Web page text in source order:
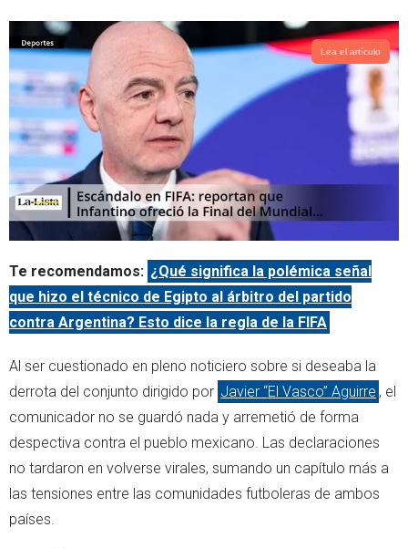
Lea el artículo
Te recomendamos: ¿Qué significa la polémica señal
que hizo el técnico de Egipto al árbitro del partido
contra Argentina? Esto dice la regla de la FIFA
Al ser cuestionado en pleno noticiero sobre si deseaba la
derrota del conjunto dirigido por Javier “El Vasco” Aguirre , el
comunicador no se guardó nada y arremetió de forma
despectiva contra el pueblo mexicano. Las declaraciones
no tardaron en volverse virales, sumando un capítulo más a
las tensiones entre las comunidades futboleras de ambos
países.